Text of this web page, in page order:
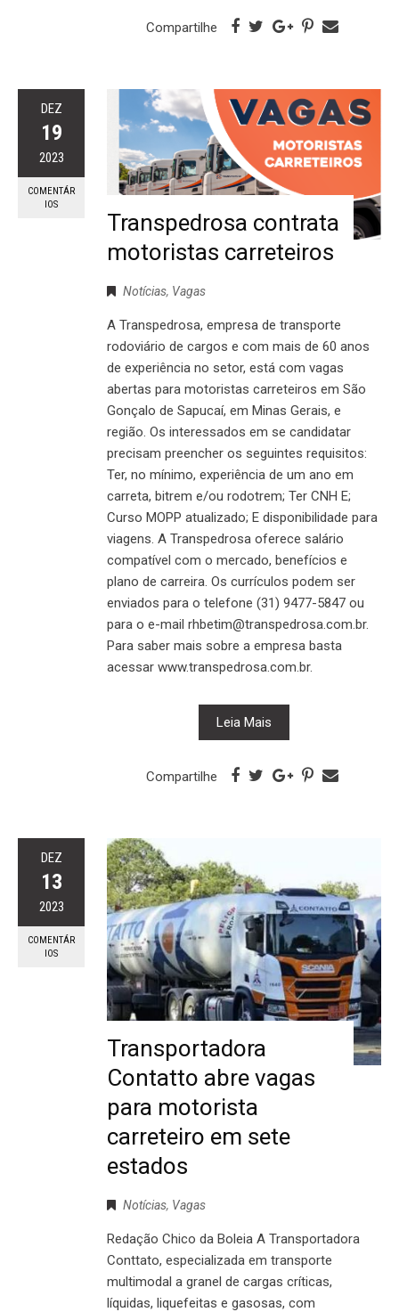
Compartilhe
DEZ
19
2023
COMENTÁR
IOS
Transpedrosa contrata
motoristas carreteiros
Notícias, Vagas
A Transpedrosa, empresa de transporte
rodoviário de cargos e com mais de 60 anos
de experiência no setor, está com vagas
abertas para motoristas carreteiros em São
Gonçalo de Sapucaí, em Minas Gerais, e
região. Os interessados em se candidatar
precisam preencher os seguintes requisitos:
Ter, no mínimo, experiência de um ano em
carreta, bitrem e/ou rodotrem; Ter CNH E;
Curso MOPP atualizado; E disponibilidade para
viagens. A Transpedrosa oferece salário
compatível com o mercado, benefícios e
plano de carreira. Os currículos podem ser
enviados para o telefone (31) 9477-5847 ou
para o e-mail rhbetim@transpedrosa.com.br.
Para saber mais sobre a empresa basta
acessar www.transpedrosa.com.br.
Leia Mais
Compartilhe
DEZ
13
2023
COMENTÁR
IOS
Transportadora
Contatto abre vagas
para motorista
carreteiro em sete
estados
Notícias, Vagas
Redação Chico da Boleia A Transportadora
Conttato, especializada em transporte
multimodal a granel de cargas críticas,
líquidas, liquefeitas e gasosas, com